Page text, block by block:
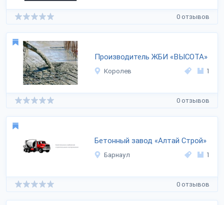
0 отзывов
Производитель ЖБИ «ВЫСОТА»
Королев 1
0 отзывов
Бетонный завод «Алтай Строй»
Барнаул 1
0 отзывов